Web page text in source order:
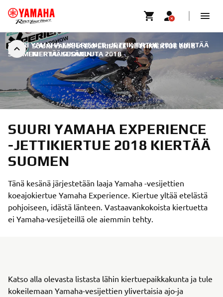
SUURI YAMAHA EXPERIENCE -JETTIKIERTUE 2018
KIERTÄÄ SUOMEN
SUURI YAMAHA EXPERIENCE -JETTIKIERTUE 2018 KIERTÄÄ
SUOMEN | 14. KESÄKUUTA 2018
SUURI YAMAHA EXPERIENCE
-JETTIKIERTUE 2018 KIERTÄÄ
SUOMEN
Tänä kesänä järjestetään laaja Yamaha -vesijettien
koeajokiertue Yamaha Experience. Kiertue yltää etelästä
pohjoiseen, idästä länteen. Vastaavankokoista kiertuetta
ei Yamaha-vesijeteillä ole aiemmin tehty.
Katso alla olevasta listasta lähin kiertuepaikkakunta ja tule
kokeilemaan Yamaha-vesijettien ylivertaisia ajo-ja